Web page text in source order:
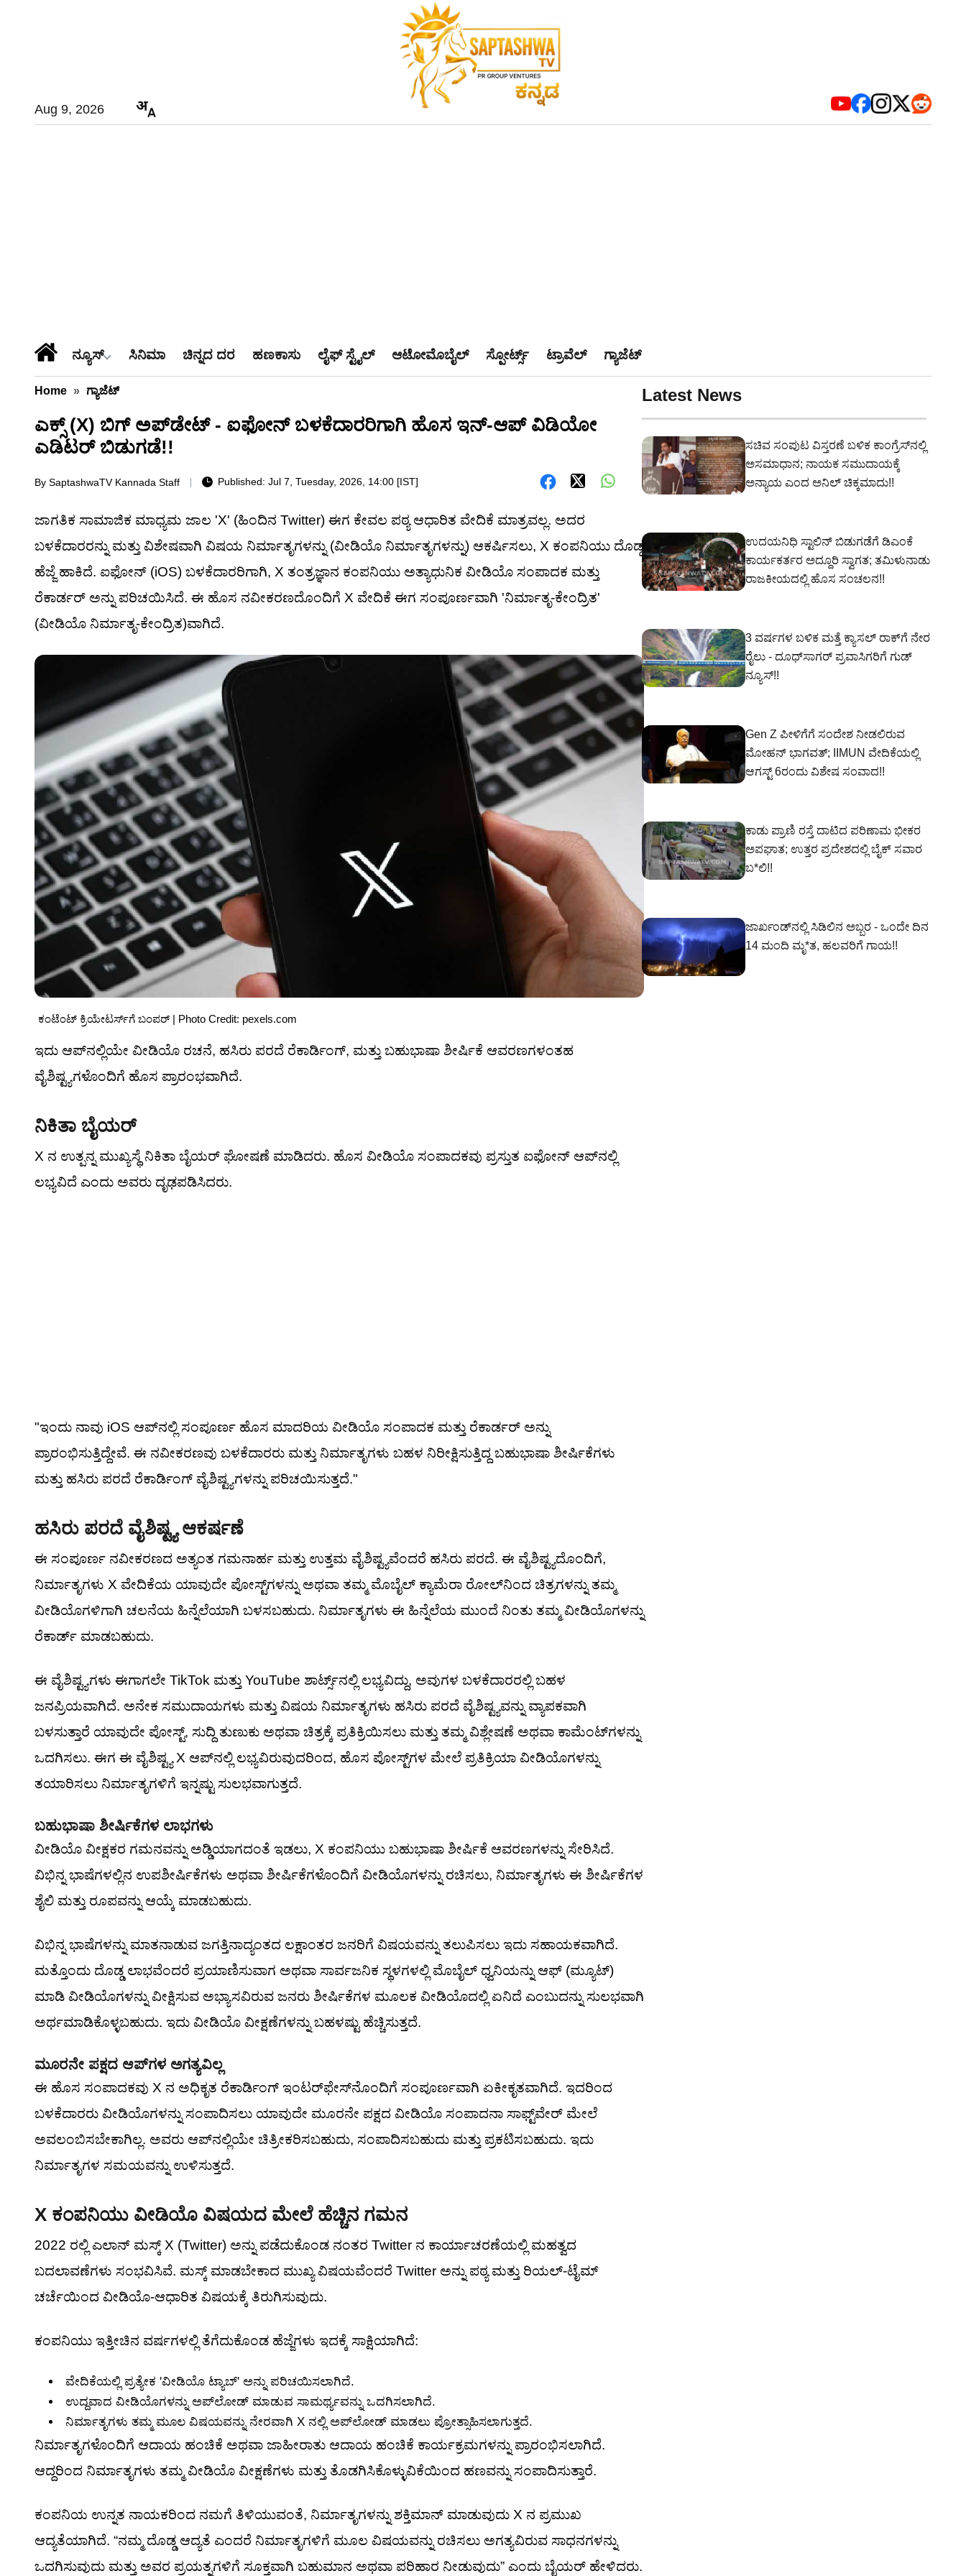
Aug 9, 2026
ನ್ಯೂಸ್ ಸಿನಿಮಾ ಚಿನ್ನದ ದರ ಹಣಕಾಸು ಲೈಫ್ ಸ್ಟೈಲ್ ಆಟೋಮೊಬೈಲ್ ಸ್ಪೋರ್ಟ್ಸ್ ಟ್ರಾವೆಲ್ ಗ್ಯಾಜೆಟ್
Home » ಗ್ಯಾಜೆಟ್
ಎಕ್ಸ್ (X) ಬಿಗ್ ಅಪ್‌ಡೇಟ್ - ಐಫೋನ್ ಬಳಕೆದಾರರಿಗಾಗಿ ಹೊಸ ಇನ್-ಆಪ್ ವಿಡಿಯೋ
ಎಡಿಟರ್ ಬಿಡುಗಡೆ!!
By SaptashwaTV Kannada Staff Published: Jul 7, Tuesday, 2026, 14:00 [IST]
ಜಾಗತಿಕ ಸಾಮಾಜಿಕ ಮಾಧ್ಯಮ ಜಾಲ 'X' (ಹಿಂದಿನ Twitter) ಈಗ ಕೇವಲ ಪಠ್ಯ ಆಧಾರಿತ ವೇದಿಕೆ ಮಾತ್ರವಲ್ಲ. ಅದರ
ಬಳಕೆದಾರರನ್ನು ಮತ್ತು ವಿಶೇಷವಾಗಿ ವಿಷಯ ನಿರ್ಮಾತೃಗಳನ್ನು (ವೀಡಿಯೊ ನಿರ್ಮಾತೃಗಳನ್ನು) ಆಕರ್ಷಿಸಲು, X ಕಂಪನಿಯು ದೊಡ್ಡ
ಹೆಜ್ಜೆ ಹಾಕಿದೆ. ಐಫೋನ್ (iOS) ಬಳಕೆದಾರರಿಗಾಗಿ, X ತಂತ್ರಜ್ಞಾನ ಕಂಪನಿಯು ಅತ್ಯಾಧುನಿಕ ವೀಡಿಯೊ ಸಂಪಾದಕ ಮತ್ತು
ರೆಕಾರ್ಡರ್ ಅನ್ನು ಪರಿಚಯಿಸಿದೆ. ಈ ಹೊಸ ನವೀಕರಣದೊಂದಿಗೆ X ವೇದಿಕೆ ಈಗ ಸಂಪೂರ್ಣವಾಗಿ 'ನಿರ್ಮಾತೃ-ಕೇಂದ್ರಿತ'
(ವೀಡಿಯೊ ನಿರ್ಮಾತೃ-ಕೇಂದ್ರಿತ)ವಾಗಿದೆ.
ಕಂಟೆಂಟ್ ಕ್ರಿಯೇಟರ್ಸ್‌ಗೆ ಬಂಪರ್ | Photo Credit: pexels.com
ಇದು ಆಪ್‌ನಲ್ಲಿಯೇ ವೀಡಿಯೊ ರಚನೆ, ಹಸಿರು ಪರದೆ ರೆಕಾರ್ಡಿಂಗ್, ಮತ್ತು ಬಹುಭಾಷಾ ಶೀರ್ಷಿಕೆ ಆವರಣಗಳಂತಹ
ವೈಶಿಷ್ಟ್ಯಗಳೊಂದಿಗೆ ಹೊಸ ಪ್ರಾರಂಭವಾಗಿದೆ.
ನಿಕಿತಾ ಬೈಯರ್
X ನ ಉತ್ಪನ್ನ ಮುಖ್ಯಸ್ಥೆ ನಿಕಿತಾ ಬೈಯರ್ ಘೋಷಣೆ ಮಾಡಿದರು. ಹೊಸ ವೀಡಿಯೊ ಸಂಪಾದಕವು ಪ್ರಸ್ತುತ ಐಫೋನ್ ಆಪ್‌ನಲ್ಲಿ
ಲಭ್ಯವಿದೆ ಎಂದು ಅವರು ದೃಢಪಡಿಸಿದರು.
"ಇಂದು ನಾವು iOS ಆಪ್‌ನಲ್ಲಿ ಸಂಪೂರ್ಣ ಹೊಸ ಮಾದರಿಯ ವೀಡಿಯೊ ಸಂಪಾದಕ ಮತ್ತು ರೆಕಾರ್ಡರ್ ಅನ್ನು
ಪ್ರಾರಂಭಿಸುತ್ತಿದ್ದೇವೆ. ಈ ನವೀಕರಣವು ಬಳಕೆದಾರರು ಮತ್ತು ನಿರ್ಮಾತೃಗಳು ಬಹಳ ನಿರೀಕ್ಷಿಸುತ್ತಿದ್ದ ಬಹುಭಾಷಾ ಶೀರ್ಷಿಕೆಗಳು
ಮತ್ತು ಹಸಿರು ಪರದೆ ರೆಕಾರ್ಡಿಂಗ್ ವೈಶಿಷ್ಟ್ಯಗಳನ್ನು ಪರಿಚಯಿಸುತ್ತದೆ."
ಹಸಿರು ಪರದೆ ವೈಶಿಷ್ಟ್ಯ ಆಕರ್ಷಣೆ
ಈ ಸಂಪೂರ್ಣ ನವೀಕರಣದ ಅತ್ಯಂತ ಗಮನಾರ್ಹ ಮತ್ತು ಉತ್ತಮ ವೈಶಿಷ್ಟ್ಯವೆಂದರೆ ಹಸಿರು ಪರದೆ. ಈ ವೈಶಿಷ್ಟ್ಯದೊಂದಿಗೆ,
ನಿರ್ಮಾತೃಗಳು X ವೇದಿಕೆಯ ಯಾವುದೇ ಪೋಸ್ಟ್‌ಗಳನ್ನು ಅಥವಾ ತಮ್ಮ ಮೊಬೈಲ್ ಕ್ಯಾಮೆರಾ ರೋಲ್‌ನಿಂದ ಚಿತ್ರಗಳನ್ನು ತಮ್ಮ
ವೀಡಿಯೊಗಳಿಗಾಗಿ ಚಲನೆಯ ಹಿನ್ನೆಲೆಯಾಗಿ ಬಳಸಬಹುದು. ನಿರ್ಮಾತೃಗಳು ಈ ಹಿನ್ನೆಲೆಯ ಮುಂದೆ ನಿಂತು ತಮ್ಮ ವೀಡಿಯೊಗಳನ್ನು
ರೆಕಾರ್ಡ್ ಮಾಡಬಹುದು.
ಈ ವೈಶಿಷ್ಟ್ಯಗಳು ಈಗಾಗಲೇ TikTok ಮತ್ತು YouTube ಶಾರ್ಟ್ಸ್‌ನಲ್ಲಿ ಲಭ್ಯವಿದ್ದು, ಅವುಗಳ ಬಳಕೆದಾರರಲ್ಲಿ ಬಹಳ
ಜನಪ್ರಿಯವಾಗಿದೆ. ಅನೇಕ ಸಮುದಾಯಗಳು ಮತ್ತು ವಿಷಯ ನಿರ್ಮಾತೃಗಳು ಹಸಿರು ಪರದೆ ವೈಶಿಷ್ಟ್ಯವನ್ನು ವ್ಯಾಪಕವಾಗಿ
ಬಳಸುತ್ತಾರೆ ಯಾವುದೇ ಪೋಸ್ಟ್, ಸುದ್ದಿ ತುಣುಕು ಅಥವಾ ಚಿತ್ರಕ್ಕೆ ಪ್ರತಿಕ್ರಿಯಿಸಲು ಮತ್ತು ತಮ್ಮ ವಿಶ್ಲೇಷಣೆ ಅಥವಾ ಕಾಮೆಂಟ್‌ಗಳನ್ನು
ಒದಗಿಸಲು. ಈಗ ಈ ವೈಶಿಷ್ಟ್ಯ X ಆಪ್‌ನಲ್ಲಿ ಲಭ್ಯವಿರುವುದರಿಂದ, ಹೊಸ ಪೋಸ್ಟ್‌ಗಳ ಮೇಲೆ ಪ್ರತಿಕ್ರಿಯಾ ವೀಡಿಯೊಗಳನ್ನು
ತಯಾರಿಸಲು ನಿರ್ಮಾತೃಗಳಿಗೆ ಇನ್ನಷ್ಟು ಸುಲಭವಾಗುತ್ತದೆ.
ಬಹುಭಾಷಾ ಶೀರ್ಷಿಕೆಗಳ ಲಾಭಗಳು
ವೀಡಿಯೊ ವೀಕ್ಷಕರ ಗಮನವನ್ನು ಅಡ್ಡಿಯಾಗದಂತೆ ಇಡಲು, X ಕಂಪನಿಯು ಬಹುಭಾಷಾ ಶೀರ್ಷಿಕೆ ಆವರಣಗಳನ್ನು ಸೇರಿಸಿದೆ.
ವಿಭಿನ್ನ ಭಾಷೆಗಳಲ್ಲಿನ ಉಪಶೀರ್ಷಿಕೆಗಳು ಅಥವಾ ಶೀರ್ಷಿಕೆಗಳೊಂದಿಗೆ ವೀಡಿಯೊಗಳನ್ನು ರಚಿಸಲು, ನಿರ್ಮಾತೃಗಳು ಈ ಶೀರ್ಷಿಕೆಗಳ
ಶೈಲಿ ಮತ್ತು ರೂಪವನ್ನು ಆಯ್ಕೆ ಮಾಡಬಹುದು.
ವಿಭಿನ್ನ ಭಾಷೆಗಳನ್ನು ಮಾತನಾಡುವ ಜಗತ್ತಿನಾದ್ಯಂತದ ಲಕ್ಷಾಂತರ ಜನರಿಗೆ ವಿಷಯವನ್ನು ತಲುಪಿಸಲು ಇದು ಸಹಾಯಕವಾಗಿದೆ.
ಮತ್ತೊಂದು ದೊಡ್ಡ ಲಾಭವೆಂದರೆ ಪ್ರಯಾಣಿಸುವಾಗ ಅಥವಾ ಸಾರ್ವಜನಿಕ ಸ್ಥಳಗಳಲ್ಲಿ ಮೊಬೈಲ್ ಧ್ವನಿಯನ್ನು ಆಫ್ (ಮ್ಯೂಟ್)
ಮಾಡಿ ವೀಡಿಯೊಗಳನ್ನು ವೀಕ್ಷಿಸುವ ಅಭ್ಯಾಸವಿರುವ ಜನರು ಶೀರ್ಷಿಕೆಗಳ ಮೂಲಕ ವೀಡಿಯೊದಲ್ಲಿ ಏನಿದೆ ಎಂಬುದನ್ನು ಸುಲಭವಾಗಿ
ಅರ್ಥಮಾಡಿಕೊಳ್ಳಬಹುದು. ಇದು ವೀಡಿಯೊ ವೀಕ್ಷಣೆಗಳನ್ನು ಬಹಳಷ್ಟು ಹೆಚ್ಚಿಸುತ್ತದೆ.
ಮೂರನೇ ಪಕ್ಷದ ಆಪ್‌ಗಳ ಅಗತ್ಯವಿಲ್ಲ
ಈ ಹೊಸ ಸಂಪಾದಕವು X ನ ಅಧಿಕೃತ ರೆಕಾರ್ಡಿಂಗ್ ಇಂಟರ್‌ಫೇಸ್‌ನೊಂದಿಗೆ ಸಂಪೂರ್ಣವಾಗಿ ಏಕೀಕೃತವಾಗಿದೆ. ಇದರಿಂದ
ಬಳಕೆದಾರರು ವೀಡಿಯೊಗಳನ್ನು ಸಂಪಾದಿಸಲು ಯಾವುದೇ ಮೂರನೇ ಪಕ್ಷದ ವೀಡಿಯೊ ಸಂಪಾದನಾ ಸಾಫ್ಟ್‌ವೇರ್‌ ಮೇಲೆ
ಅವಲಂಬಿಸಬೇಕಾಗಿಲ್ಲ. ಅವರು ಆಪ್‌ನಲ್ಲಿಯೇ ಚಿತ್ರೀಕರಿಸಬಹುದು, ಸಂಪಾದಿಸಬಹುದು ಮತ್ತು ಪ್ರಕಟಿಸಬಹುದು. ಇದು
ನಿರ್ಮಾತೃಗಳ ಸಮಯವನ್ನು ಉಳಿಸುತ್ತದೆ.
X ಕಂಪನಿಯು ವೀಡಿಯೊ ವಿಷಯದ ಮೇಲೆ ಹೆಚ್ಚಿನ ಗಮನ
2022 ರಲ್ಲಿ ಎಲಾನ್ ಮಸ್ಕ್ X (Twitter) ಅನ್ನು ಪಡೆದುಕೊಂಡ ನಂತರ Twitter ನ ಕಾರ್ಯಾಚರಣೆಯಲ್ಲಿ ಮಹತ್ವದ
ಬದಲಾವಣೆಗಳು ಸಂಭವಿಸಿವೆ. ಮಸ್ಕ್ ಮಾಡಬೇಕಾದ ಮುಖ್ಯ ವಿಷಯವೆಂದರೆ Twitter ಅನ್ನು ಪಠ್ಯ ಮತ್ತು ರಿಯಲ್-ಟೈಮ್
ಚರ್ಚೆಯಿಂದ ವೀಡಿಯೊ-ಆಧಾರಿತ ವಿಷಯಕ್ಕೆ ತಿರುಗಿಸುವುದು.
ಕಂಪನಿಯು ಇತ್ತೀಚಿನ ವರ್ಷಗಳಲ್ಲಿ ತೆಗೆದುಕೊಂಡ ಹೆಜ್ಜೆಗಳು ಇದಕ್ಕೆ ಸಾಕ್ಷಿಯಾಗಿದೆ:
ವೇದಿಕೆಯಲ್ಲಿ ಪ್ರತ್ಯೇಕ 'ವೀಡಿಯೊ ಟ್ಯಾಬ್' ಅನ್ನು ಪರಿಚಯಿಸಲಾಗಿದೆ.
ಉದ್ದವಾದ ವೀಡಿಯೊಗಳನ್ನು ಅಪ್‌ಲೋಡ್ ಮಾಡುವ ಸಾಮರ್ಥ್ಯವನ್ನು ಒದಗಿಸಲಾಗಿದೆ.
ನಿರ್ಮಾತೃಗಳು ತಮ್ಮ ಮೂಲ ವಿಷಯವನ್ನು ನೇರವಾಗಿ X ನಲ್ಲಿ ಅಪ್‌ಲೋಡ್ ಮಾಡಲು ಪ್ರೋತ್ಸಾಹಿಸಲಾಗುತ್ತದೆ.
ನಿರ್ಮಾತೃಗಳೊಂದಿಗೆ ಆದಾಯ ಹಂಚಿಕೆ ಅಥವಾ ಜಾಹೀರಾತು ಆದಾಯ ಹಂಚಿಕೆ ಕಾರ್ಯಕ್ರಮಗಳನ್ನು ಪ್ರಾರಂಭಿಸಲಾಗಿದೆ.
ಆದ್ದರಿಂದ ನಿರ್ಮಾತೃಗಳು ತಮ್ಮ ವೀಡಿಯೊ ವೀಕ್ಷಣೆಗಳು ಮತ್ತು ತೊಡಗಿಸಿಕೊಳ್ಳುವಿಕೆಯಿಂದ ಹಣವನ್ನು ಸಂಪಾದಿಸುತ್ತಾರೆ.
ಕಂಪನಿಯ ಉನ್ನತ ನಾಯಕರಿಂದ ನಮಗೆ ತಿಳಿಯುವಂತೆ, ನಿರ್ಮಾತೃಗಳನ್ನು ಶಕ್ತಿಮಾನ್ ಮಾಡುವುದು X ನ ಪ್ರಮುಖ
ಆದ್ಯತೆಯಾಗಿದೆ. “ನಮ್ಮ ದೊಡ್ಡ ಆದ್ಯತೆ ಎಂದರೆ ನಿರ್ಮಾತೃಗಳಿಗೆ ಮೂಲ ವಿಷಯವನ್ನು ರಚಿಸಲು ಅಗತ್ಯವಿರುವ ಸಾಧನಗಳನ್ನು
ಒದಗಿಸುವುದು ಮತ್ತು ಅವರ ಪ್ರಯತ್ನಗಳಿಗೆ ಸೂಕ್ತವಾಗಿ ಬಹುಮಾನ ಅಥವಾ ಪರಿಹಾರ ನೀಡುವುದು” ಎಂದು ಬೈಯರ್ ಹೇಳಿದರು.
Latest News
ಸಚಿವ ಸಂಪುಟ ವಿಸ್ತರಣೆ ಬಳಿಕ ಕಾಂಗ್ರೆಸ್‌ನಲ್ಲಿ
ಅಸಮಾಧಾನ; ನಾಯಕ ಸಮುದಾಯಕ್ಕೆ
ಅನ್ಯಾಯ ಎಂದ ಅನಿಲ್ ಚಿಕ್ಕಮಾದು!!
ಉದಯನಿಧಿ ಸ್ಟಾಲಿನ್ ಬಿಡುಗಡೆಗೆ ಡಿಎಂಕೆ
ಕಾರ್ಯಕರ್ತರ ಅದ್ದೂರಿ ಸ್ವಾಗತ; ತಮಿಳುನಾಡು
ರಾಜಕೀಯದಲ್ಲಿ ಹೊಸ ಸಂಚಲನ!!
3 ವರ್ಷಗಳ ಬಳಿಕ ಮತ್ತೆ ಕ್ಯಾಸಲ್ ರಾಕ್‌ಗೆ ನೇರ
ರೈಲು - ದೂಧ್‌ಸಾಗರ್ ಪ್ರವಾಸಿಗರಿಗೆ ಗುಡ್
ನ್ಯೂಸ್!!
Gen Z ಪೀಳಿಗೆಗೆ ಸಂದೇಶ ನೀಡಲಿರುವ
ಮೋಹನ್ ಭಾಗವತ್; IIMUN ವೇದಿಕೆಯಲ್ಲಿ
ಆಗಸ್ಟ್ 6ರಂದು ವಿಶೇಷ ಸಂವಾದ!!
ಕಾಡು ಪ್ರಾಣಿ ರಸ್ತೆ ದಾಟಿದ ಪರಿಣಾಮ ಭೀಕರ
ಅಪಘಾತ; ಉತ್ತರ ಪ್ರದೇಶದಲ್ಲಿ ಬೈಕ್ ಸವಾರ
ಬ*ಲಿ!!
ಜಾರ್ಖಂಡ್‌ನಲ್ಲಿ ಸಿಡಿಲಿನ ಅಬ್ಬರ - ಒಂದೇ ದಿನ
14 ಮಂದಿ ಮೃ*ತ, ಹಲವರಿಗೆ ಗಾಯ!!